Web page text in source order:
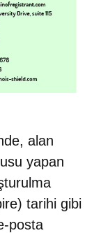
alan
yapan
tarihi gibi
posta